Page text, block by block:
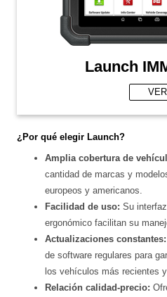
Launch
VER
¿Por qué elegir Launch?
Amplia cobertura de
cantidad de marcas y
europeos y americanos.
Facilidad de uso: Su
ergonómico facilitan su
Actualizaciones constantes:
de software regulares para
los vehículos más recientes
Relación calidad-precio: